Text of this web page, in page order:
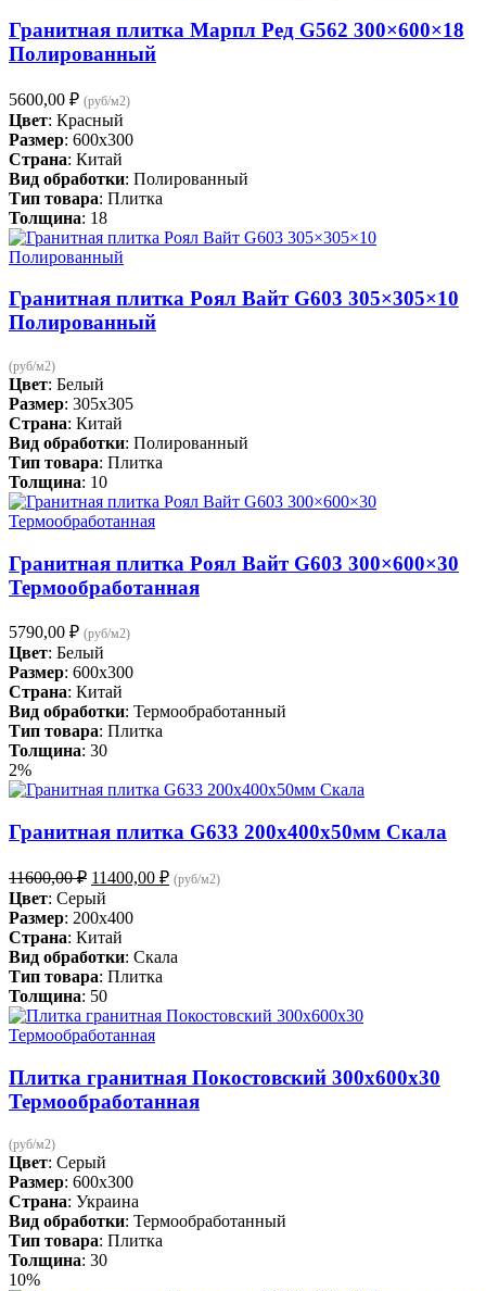
Гранитная плитка Марпл Ред G562 300×600×18
Полированный
5600,00 ₽ (руб/м2)
Цвет: Красный
Размер: 600x300
Страна: Китай
Вид обработки: Полированный
Тип товара: Плитка
Толщина: 18
Гранитная плитка Роял Вайт G603 305×305×10
Полированный
(руб/м2)
Цвет: Белый
Размер: 305x305
Страна: Китай
Вид обработки: Полированный
Тип товара: Плитка
Толщина: 10
Гранитная плитка Роял Вайт G603 300×600×30
Термообработанная
5790,00 ₽ (руб/м2)
Цвет: Белый
Размер: 600x300
Страна: Китай
Вид обработки: Термообработанный
Тип товара: Плитка
Толщина: 30
2%
Гранитная плитка G633 200x400x50мм Скала
11600,00₽ Первоначальная
цена
составляла
11600,00 ₽.
11400,00 ₽Текущая
цена:
(руб/м2)
Цвет: Серый
Размер: 200x400
Страна: Китай
Вид обработки: Скала
Тип товара: Плитка
Толщина: 50
Плитка гранитная Покостовский 300х600х30
Термообработанная
(руб/м2)
Цвет: Серый
Размер: 600x300
Страна: Украина
Вид обработки: Термообработанный
Тип товара: Плитка
Толщина: 30
10%